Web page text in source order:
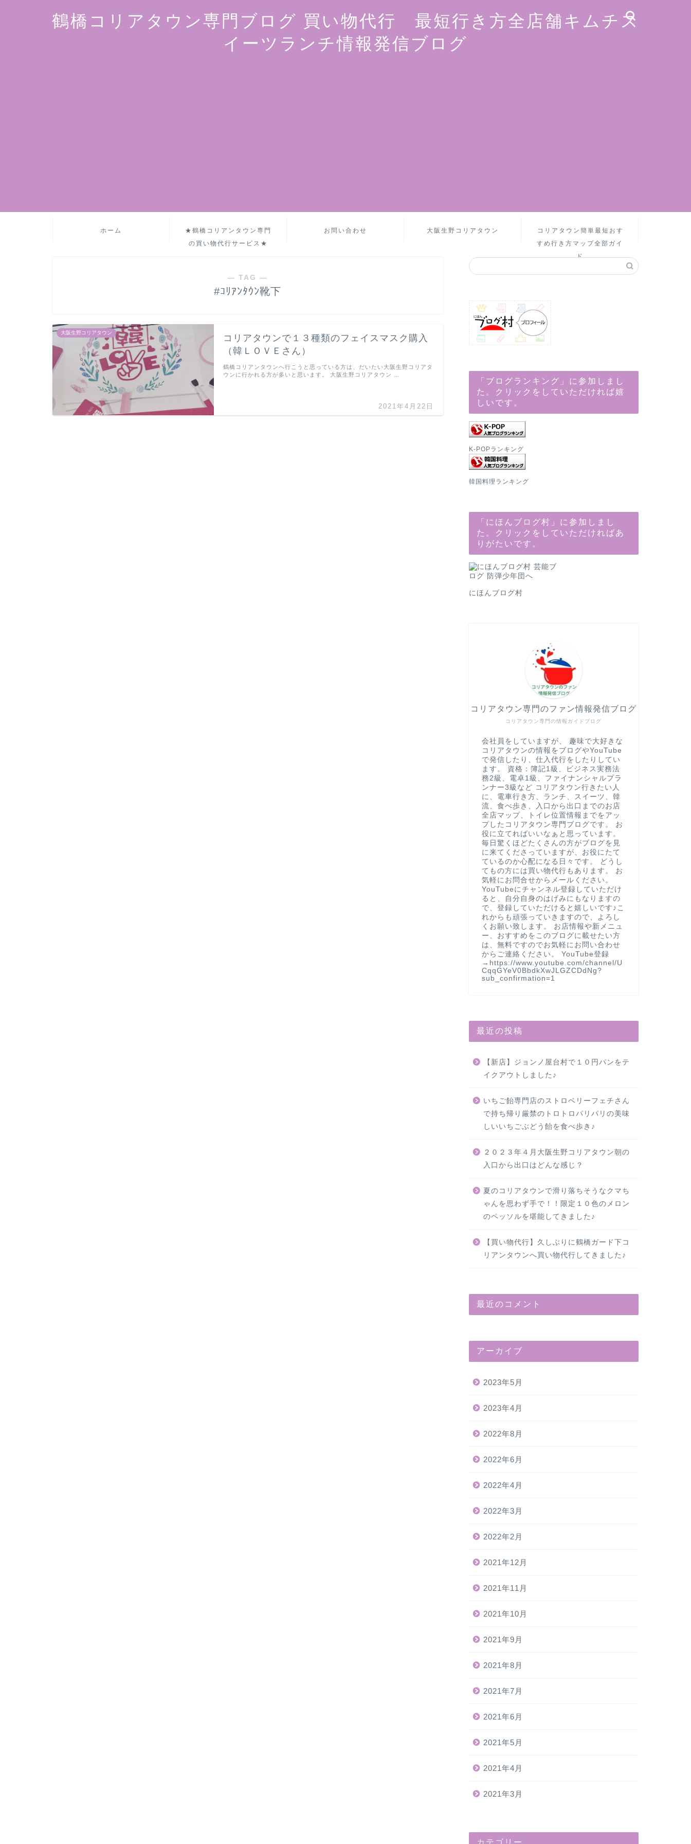
鶴橋コリアタウン専門ブログ 買い物代行 最短行き方全店舗キムチス
イーツランチ情報発信ブログ
ホーム
★鶴橋コリアンタウン専門
の買い物代行サービス★
お問い合わせ 大阪生野コリアタウン
コリアタウン簡単最短おす
すめ行き方マップ全部ガイ
ド
― TAG ―
#ｺﾘｱﾝﾀｳﾝ靴下
大阪生野コリアタウン
コリアタウンで１３種類のフェイスマスク購入
（韓ＬＯＶＥさん）
2021年4月22日
鶴橋コリアンタウンへ行こうと思っている方は、だいたい大阪生野コリアタ
ウンに行かれる方が多いと思います。 大阪生野コリアタウン …
「ブログランキング」に参加しまし
た。クリックをしていただければ嬉
しいです。
K-POPランキング
韓国料理ランキング
「にほんブログ村」に参加しまし
た。クリックをしていただければあ
りがたいです。
にほんブログ村
コリアタウン専門の情報ガイドブログ
コリアタウン専門のファン情報発信ブログ
会社員をしていますが、 趣味で大好きな
コリアタウンの情報をブログやYouTube
で発信したり、仕入代行をしたりしてい
ます。 資格：簿記1級、ビジネス実務法
務2級、電卓1級、ファイナンシャルプラ
ンナー3級など コリアタウン行きたい人
に、電車行き方、ランチ、スイーツ、韓
流、食べ歩き、入口から出口までのお店
全店マップ、トイレ位置情報までをアッ
プしたコリアタウン専門ブログです。 お
役に立てればいいなぁと思っています。
毎日驚くほどたくさんの方がブログを見
に来てくださっていますが、お役にたて
ているのか心配になる日々です。 どうし
てもの方には買い物代行もあります。 お
気軽にお問合せからメールください。
YouTubeにチャンネル登録していただけ
ると、自分自身のはげみにもなりますの
で、登録していただけると嬉しいです♪こ
れからも頑張っていきますので、よろし
くお願い致します。 お店情報や新メニュ
ー、おすすめをこのブログに載せたい方
は、無料ですのでお気軽にお問い合わせ
からご連絡ください。 YouTube登録
→https://www.youtube.com/channel/U
CqqGYeV0BbdkXwJLGZCDdNg?
sub_confirmation=1
最近の投稿
【新店】ジョンノ屋台村で１０円パンをテ
イクアウトしました♪
いちご飴専門店のストロベリーフェチさん
で持ち帰り厳禁のトロトロパリパリの美味
しいいちごぶどう飴を食べ歩き♪
２０２３年４月大阪生野コリアタウン朝の
入口から出口はどんな感じ？
夏のコリアタウンで滑り落ちそうなクマち
ゃんを思わず手で！！限定１０色のメロン
のペッソルを堪能してきました♪
【買い物代行】久しぶりに鶴橋ガード下コ
リアンタウンへ買い物代行してきました♪
最近のコメント
アーカイブ
2023年5月
2023年4月
2022年8月
2022年6月
2022年4月
2022年3月
2022年2月
2021年12月
2021年11月
2021年10月
2021年9月
2021年8月
2021年7月
2021年6月
2021年5月
2021年4月
2021年3月
カテゴリー